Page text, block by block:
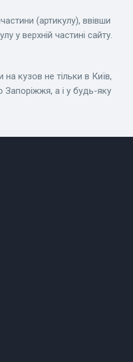
(артикулу), ввівши
у верхній частині сайту.
кузов не тільки в Київ,
Запоріжжя, а і у будь-яку